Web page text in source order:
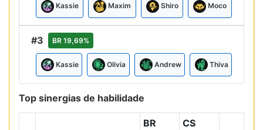
Kassie Maxim Shiro Moco
#3 BR 19,69%
Kassie Olivia Andrew Thiva
Top sinergias de habilidade
BR
CS